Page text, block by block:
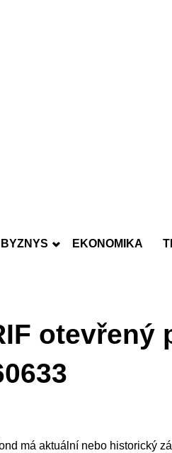
BYZNYS EKONOMIKA
má aktuální nebo historický